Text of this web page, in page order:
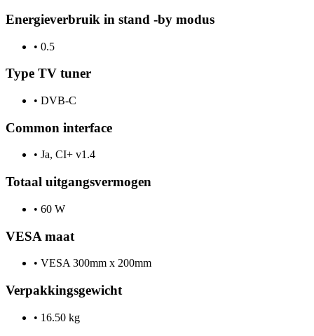
Energieverbruik in stand -by modus
• 0.5
Type TV tuner
• DVB-C
Common interface
• Ja, CI+ v1.4
Totaal uitgangsvermogen
• 60 W
VESA maat
• VESA 300mm x 200mm
Verpakkingsgewicht
• 16.50 kg